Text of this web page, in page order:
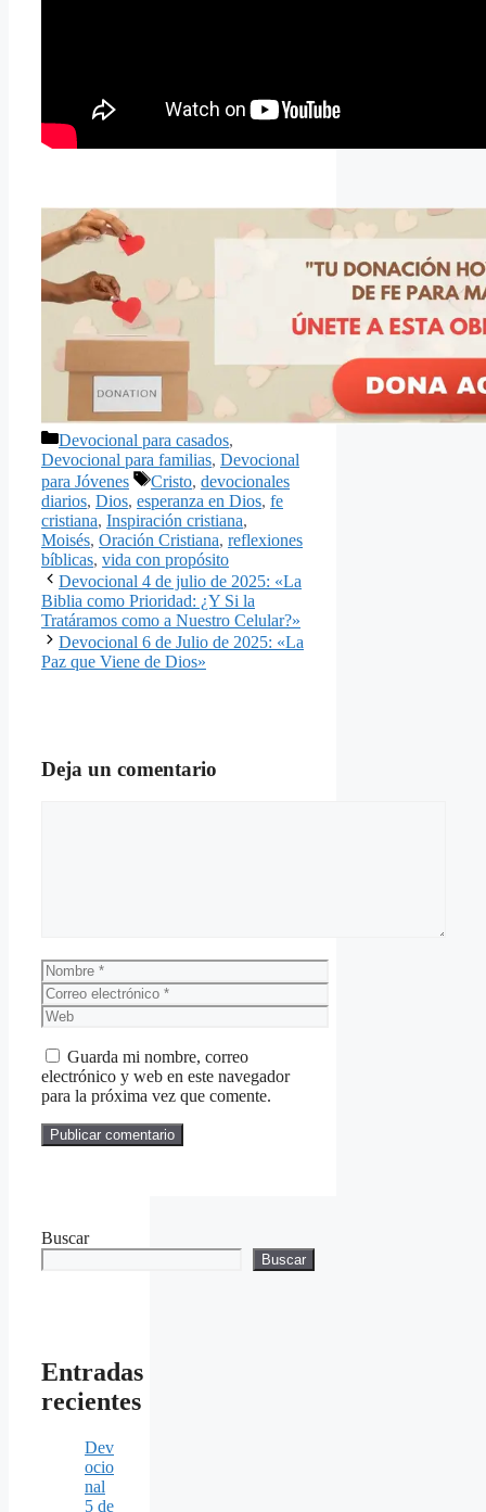
Categorías
Devocional para casados,
Devocional para familias, Devocional
para Jóvenes
Etiquetas
Cristo, devocionales
diarios, Dios, esperanza en Dios, fe
cristiana, Inspiración cristiana,
Moisés, Oración Cristiana, reflexiones
bíblicas, vida con propósito
Devocional 4 de julio de 2025: «La
Biblia como Prioridad: ¿Y Si la
Tratáramos como a Nuestro Celular?»
Devocional 6 de Julio de 2025: «La
Paz que Viene de Dios»
Deja un comentario
Nombre
Correo
electrónico
Web
Guarda mi nombre, correo
electrónico y web en este navegador
para la próxima vez que comente.
Buscar
Buscar
Entradas
recientes
Dev
ocio
nal
5 de